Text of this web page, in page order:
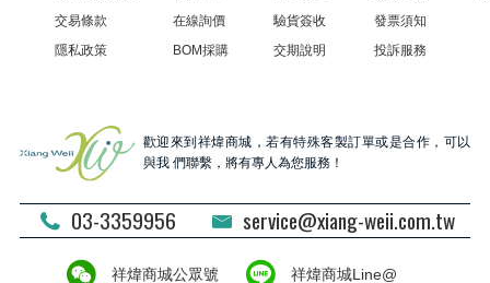
交易條款
隱私政策
在線詢價
BOM採購
驗貨簽收
交期說明
發票須知
投訴服務
歡迎來到祥煒商城，若有特殊客製訂單或是合作，可以
與我 們聯繫，將有專人為您服務！
03-3359956 service@xiang-weii.com.tw
祥煒商城公眾號 祥煒商城Line@